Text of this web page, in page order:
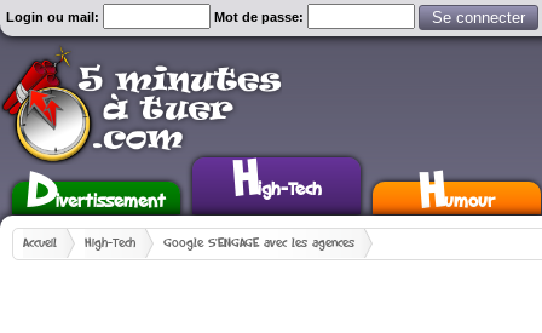
Login ou mail: Mot de passe:
Divertissement High-Tech Humour
Accueil High-Tech Google S'ENGAGE avec les agences